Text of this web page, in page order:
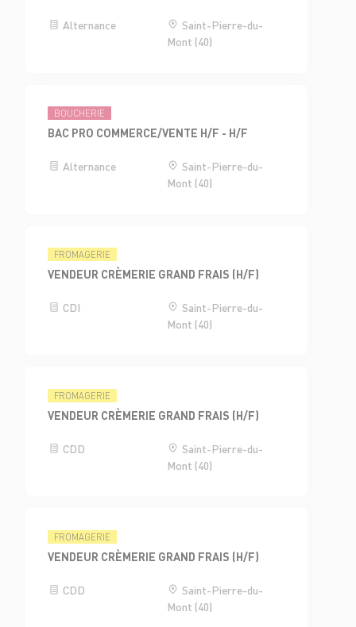
Alternance
Saint-Pierre-du-
Mont (40)
BOUCHERIE
BAC PRO COMMERCE/VENTE H/F - H/F
Alternance
Saint-Pierre-du-
Mont (40)
FROMAGERIE
VENDEUR CRÈMERIE GRAND FRAIS (H/F)
CDI
Saint-Pierre-du-
Mont (40)
FROMAGERIE
VENDEUR CRÈMERIE GRAND FRAIS (H/F)
CDD
Saint-Pierre-du-
Mont (40)
FROMAGERIE
VENDEUR CRÈMERIE GRAND FRAIS (H/F)
CDD
Saint-Pierre-du-
Mont (40)